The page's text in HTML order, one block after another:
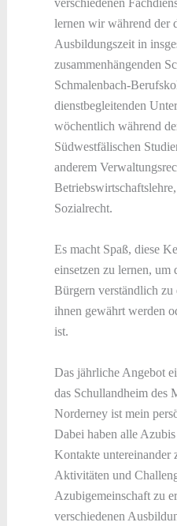
verschiedenen
lernen wir während der
Ausbildungszeit in
zusammenhängenden
Schmalenbach-
dienstbegleitenden
wöchentlich während
Südwestfälischen
anderem
Sozialrecht.
Es macht Spaß, diese
einsetzen zu lernen, um
Bürgern verständlich zu
ihnen gewährt werden
ist.
Das jährliche Angebot
das Schullandheim des
Norderney ist mein
Dabei haben alle
Kontakte untereinander
Aktivitäten und
Azubigemeinschaft zu
verschiedenen